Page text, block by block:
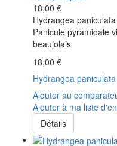
18,00 €
Hydrangea
Panicule pyramidale
beaujolais
18,00 €
Hydrangea
Ajouter au
Ajouter à ma liste
Détails